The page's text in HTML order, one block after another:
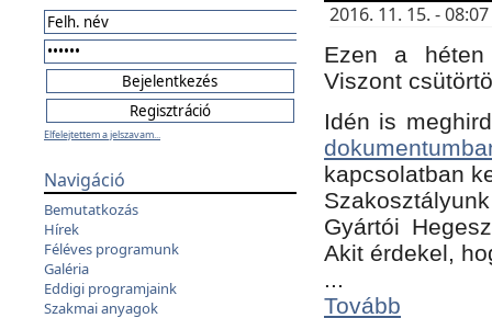
Elfelejtettem a jelszavam...
Navigáció
Bemutatkozás
Hírek
Féléves programunk
Galéria
Eddigi programjaink
Szakmai anyagok
2016. 11. 15. -
Ezen a héten
Viszont
Idén is
kapcsolatban
Gyártói
Akit érdekel,
...
Tovább